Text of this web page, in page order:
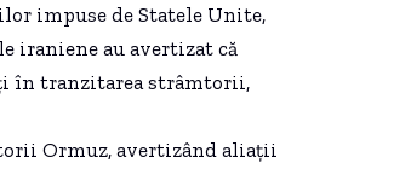
impuse de Statele Unite,
iraniene au avertizat că
în tranzitarea strâmtorii,
Ormuz, avertizând aliații